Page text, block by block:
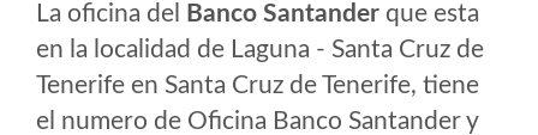
La oficina del Banco Santander que esta
en la localidad de Laguna - Santa Cruz de
Tenerife en Santa Cruz de Tenerife, tiene
el numero de Oficina Banco Santander y